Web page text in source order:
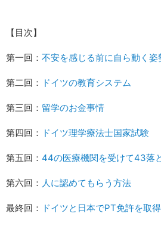
【目次】
第一回： 不安を感じる前に自ら動く姿
第二回： ドイツの教育システム
第三回： 留学のお金事情
第四回： ドイツ理学療法士国家試験
第五回： 44の医療機関を受けて43落
第六回： 人に認めてもらう方法
最終回： ドイツと日本でPT免許を取得